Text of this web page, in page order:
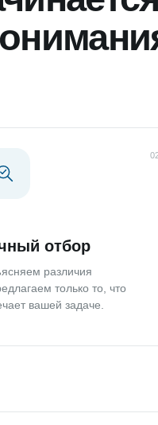
отбор
различия
только то, что
вашей задаче.